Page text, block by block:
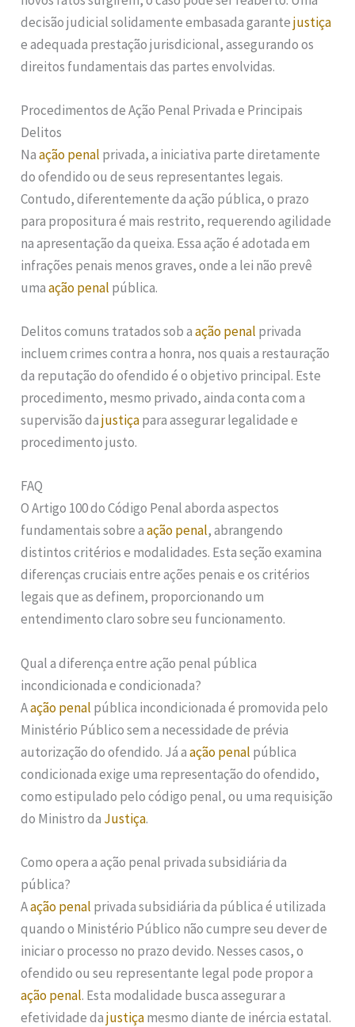
decisão judicial solidamente embasada garantejustiça
e adequada prestação jurisdicional, assegurando os
direitos fundamentais das partes envolvidas.
Procedimentos de Ação Penal Privada e Principais
Delitos
Naação penal privada, a iniciativa parte diretamente
do ofendido ou de seus representantes legais.
Contudo, diferentemente da ação pública, o prazo
para propositura é mais restrito, requerendo agilidade
na apresentação da queixa. Essa ação é adotada em
infrações penais menos graves, onde a lei não prevê
umaação penal pública.
Delitos comuns tratados sob aação penal privada
incluem crimes contra a honra, nos quais a restauração
da reputação do ofendido é o objetivo principal. Este
procedimento, mesmo privado, ainda conta com a
supervisão dajustiçapara assegurar legalidade e
procedimento justo.
FAQ
O Artigo 100 do Código Penal aborda aspectos
fundamentais sobre aação penal, abrangendo
distintos critérios e modalidades. Esta seção examina
diferenças cruciais entre ações penais e os critérios
legais que as definem, proporcionando um
entendimento claro sobre seu funcionamento.
Qual a diferença entre ação penal pública
incondicionada e condicionada?
Aação penal pública incondicionada é promovida pelo
Ministério Público sem a necessidade de prévia
autorização do ofendido. Já aação penal pública
condicionada exige uma representação do ofendido,
como estipulado pelo código penal, ou uma requisição
do Ministro da Justiça.
Como opera a ação penal privada subsidiária da
pública?
Aação penal privada subsidiária da pública é utilizada
quando o Ministério Público não cumpre seu dever de
iniciar o processo no prazo devido. Nesses casos, o
ofendido ou seu representante legal pode propor a
ação penal. Esta modalidade busca assegurar a
efetividade dajustiçamesmo diante de inércia estatal.